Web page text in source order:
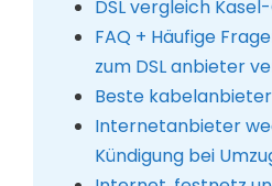
DSL vergleich
FAQ + Häufige
zum DSL anbieter
Beste
Internetanbieter
Kündigung bei